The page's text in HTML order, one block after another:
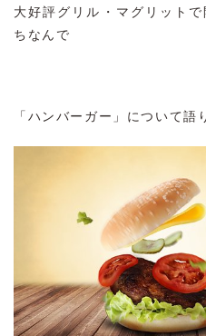
大好評グリル・マグリット
ちなんで
「ハンバーガー」について語